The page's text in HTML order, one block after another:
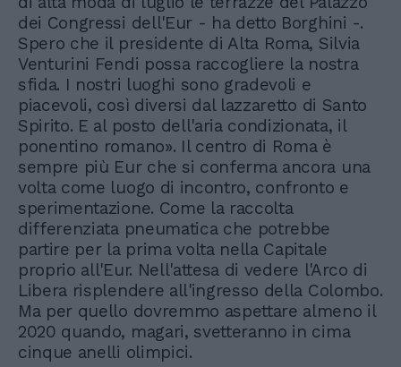
dei Congressi dell'Eur - ha detto Borghini -.
Spero che il presidente di Alta Roma, Silvia
Venturini Fendi possa raccogliere la nostra
sfida. I nostri luoghi sono gradevoli e
piacevoli, così diversi dal lazzaretto di Santo
Spirito. E al posto dell'aria condizionata, il
ponentino romano». Il centro di Roma è
sempre più Eur che si conferma ancora una
volta come luogo di incontro, confronto e
sperimentazione. Come la raccolta
differenziata pneumatica che potrebbe
partire per la prima volta nella Capitale
proprio all'Eur. Nell'attesa di vedere l'Arco di
Libera risplendere all'ingresso della Colombo.
Ma per quello dovremmo aspettare almeno il
2020 quando, magari, svetteranno in cima
cinque anelli olimpici.